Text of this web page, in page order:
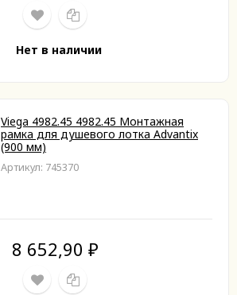
Нет в наличии
Viega 4982.45 4982.45 Монтажная
рамка для душевого лотка Advantix
(900 мм)
Артикул: 745370
8 652,90 ₽